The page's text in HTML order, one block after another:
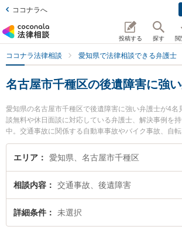
ココナラへ
投稿する 探す
ココナラ法律相談 愛知県で法律相談できる弁護士
名古屋市千種区の後遺障害に強
愛知県の名古屋市千種区で後遺障害に強い弁護士が4名
談無料や休日面談に対応している弁護士、解決事例を
中。交通事故に関係する自動車事故やバイク事故、自
での絞り込み検索もでき便利です。特によつば法律事
星ヶ丘法律事務所の宮城 佳典弁護士、弁護士法人名古
すぐに弁護士に相談したい』『後遺障害のトラブル解
護士を検索したい』『初回相談無料で後遺障害を法律
区内の弁護士に相談予約したい』などでお困りの相談
エリア 愛知県、名古屋市千種区
相談内容 交通事故、後遺障害
詳細条件 未選択